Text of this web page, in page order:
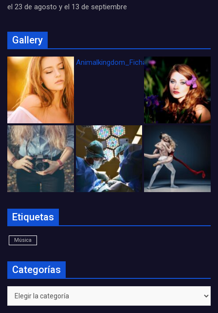
el 23 de agosto y el 13 de septiembre
Gallery
Animalkingdom_FichaCine
Etiquetas
Música
Categorías
Categorías